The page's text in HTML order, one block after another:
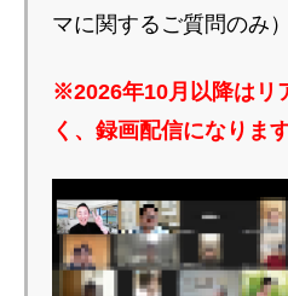
マに関するご質問のみ）
※2026年10月以降はリ
く、録画配信になります